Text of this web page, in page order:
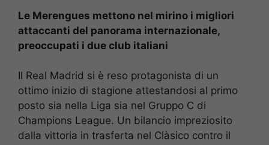
Le Merengues mettono nel mirino i migliori
attaccanti del panorama internazionale,
preoccupati i due club italiani
Il Real Madrid si è reso protagonista di un
ottimo inizio di stagione attestandosi al primo
posto sia nella Liga sia nel Gruppo C di
Champions League. Un bilancio impreziosito
dalla vittoria in trasferta nel Clàsico contro il